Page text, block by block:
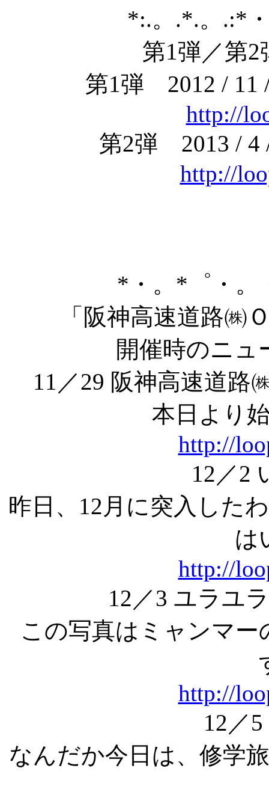
*:.。.*.。.:*
第1弾／第
第1弾 2012 / 11
http://
第2弾 2013 / 4
http://
*・。*゜・。
「阪神高速道路㈱
開催時のニュ
11／29 阪神高速道
本日より
http://
12／2
昨日、12月に突入した
は
http://
12／3 ユラユ
この写真はミャンマー
http://
12／
なんだか今日は、修学